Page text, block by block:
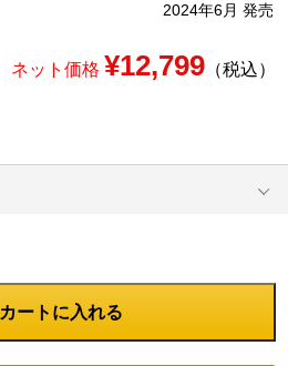
2024年6月 発売
ネット価格 ¥12,799（税込）
カートに入れる